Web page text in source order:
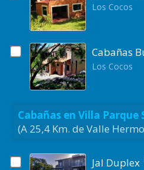
Los Cocos
Cabañas
Los Cocos
Cabañas en Villa Parque
(A 25,4 Km. de Valle
Jal Duplex